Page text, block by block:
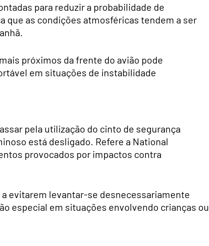
para reduzir a probabilidade de
que as condições atmosféricas tendem a ser
próximos da frente do avião pode
em situações de instabilidade
pela utilização do cinto de segurança
está desligado. Refere a National
provocados por impactos contra
evitarem levantar-se desnecessariamente
especial em situações envolvendo crianças ou